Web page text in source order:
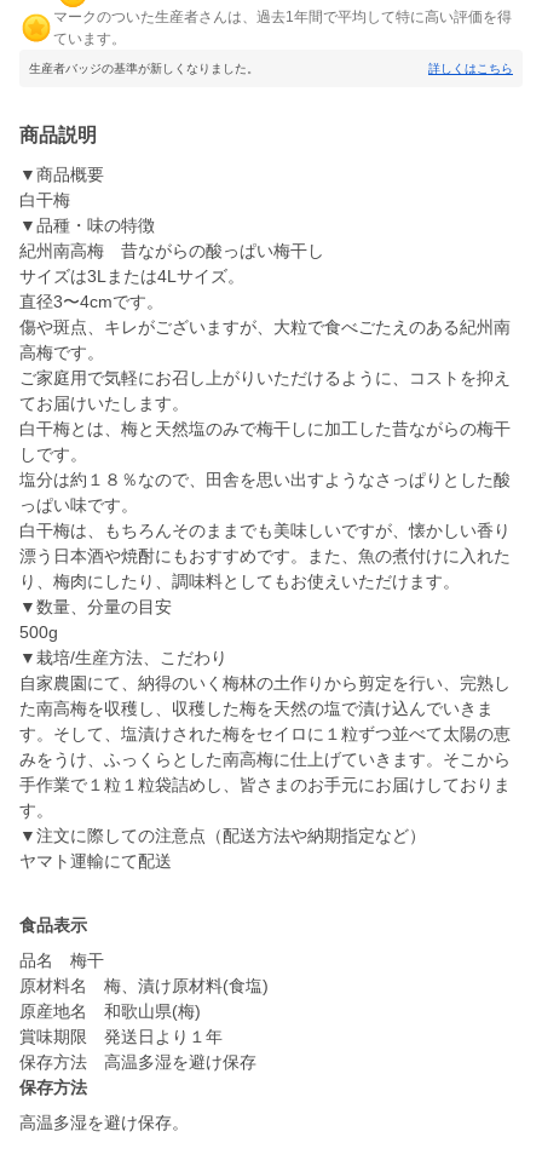
マークのついた生産者さんは、過去1年間で平均して特に高い評価を得
ています。
生産者バッジの基準が新しくなりました。 詳しくはこちら
商品説明
▼商品概要
白干梅
▼品種・味の特徴
紀州南高梅 昔ながらの酸っぱい梅干し
サイズは3Lまたは4Lサイズ。
直径3〜4cmです。
傷や斑点、キレがございますが、大粒で食べごたえのある紀州南
高梅です。
ご家庭用で気軽にお召し上がりいただけるように、コストを抑え
てお届けいたします。
白干梅とは、梅と天然塩のみで梅干しに加工した昔ながらの梅干
しです。
塩分は約１８％なので、田舎を思い出すようなさっぱりとした酸
っぱい味です。
白干梅は、もちろんそのままでも美味しいですが、懐かしい香り
漂う日本酒や焼酎にもおすすめです。また、魚の煮付けに入れた
り、梅肉にしたり、調味料としてもお使えいただけます。
▼数量、分量の目安
500g
▼栽培/生産方法、こだわり
自家農園にて、納得のいく梅林の土作りから剪定を行い、完熟し
た南高梅を収穫し、収穫した梅を天然の塩で漬け込んでいきま
す。そして、塩漬けされた梅をセイロに１粒ずつ並べて太陽の恵
みをうけ、ふっくらとした南高梅に仕上げていきます。そこから
手作業で１粒１粒袋詰めし、皆さまのお手元にお届けしておりま
す。
▼注文に際しての注意点（配送方法や納期指定など）
ヤマト運輸にて配送
食品表示
品名 梅干
原材料名 梅、漬け原材料(食塩)
原産地名 和歌山県(梅)
賞味期限 発送日より１年
保存方法 高温多湿を避け保存
保存方法
高温多湿を避け保存。